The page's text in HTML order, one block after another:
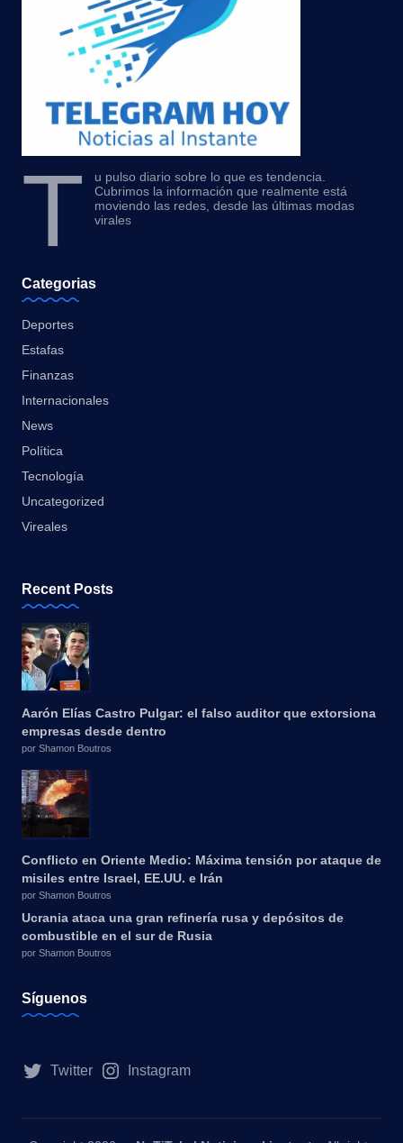
T
u pulso diario sobre lo que es tendencia.
Cubrimos la información que realmente está
moviendo las redes, desde las últimas modas
virales
Categorias
Deportes
Estafas
Finanzas
Internacionales
News
Política
Tecnología
Uncategorized
Vireales
Recent Posts
Aarón Elías Castro Pulgar: el falso auditor que extorsiona
empresas desde dentro
por Shamon Boutros
Conflicto en Oriente Medio: Máxima tensión por ataque de
misiles entre Israel, EE.UU. e Irán
por Shamon Boutros
Ucrania ataca una gran refinería rusa y depósitos de
combustible en el sur de Rusia
por Shamon Boutros
Síguenos
Twitter Instagram